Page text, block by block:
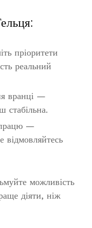
пріоритети
реальний
вранці —
стабільна.
—
відмовляйтесь
можливість
діяти, ніж